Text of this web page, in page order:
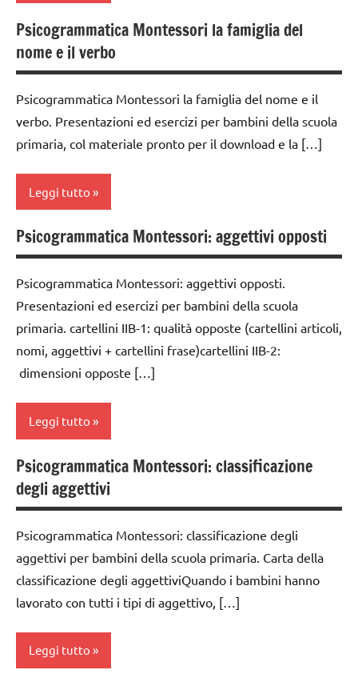
materiale
didattico
Montessori
psicogrammatica
TUTTI GLI
ARGOMENTI
PER ETA'
TUTTI GLI
ARTICOLI
dai
anni
GUIDA
DIDATTICA
LINGUAGGIO
MONTESSORI
materiale
didattico
nomenclature
Montessori
psicogrammatica
Montessori
ARGOMENTI
PER ETA'
TUTTI GLI
ARTICOLI
analisi
grammaticale
Montessori
classe
1a
classe
2a
classe
dai
anni
GUIDA
DIDATTICA
italiano
MONTESSORI
materiale
Montessori
psicogrammatica
TUTTI GLI
ARGOMENTI
Psicogrammatica Montessori la famiglia del
nome e il verbo
Psicogrammatica Montessori la famiglia del nome e il
verbo. Presentazioni ed esercizi per bambini della scuola
primaria, col materiale pronto per il download e la […]
Leggi tutto
analisi
grammaticale
Montessori
classe
1a
classe
2a
3a
dai
6
anni
GUIDA
DIDATTICA
MONTESSORI
Psicogrammatica Montessori: aggettivi opposti
Psicogrammatica Montessori: aggettivi opposti.
Presentazioni ed esercizi per bambini della scuola
primaria. cartellini IIB-1: qualità opposte (cartellini articoli,
nomi, aggettivi + cartellini frase)cartellini IIB-2:
dimensioni opposte […]
Leggi tutto
analisi
grammaticale
Montessori
classe
1a
classe
2a
classe
3a
Psicogrammatica Montessori: classificazione
degli aggettivi
Psicogrammatica Montessori: classificazione degli
aggettivi per bambini della scuola primaria. Carta della
classificazione degli aggettiviQuando i bambini hanno
lavorato con tutti i tipi di aggettivo, […]
Leggi tutto